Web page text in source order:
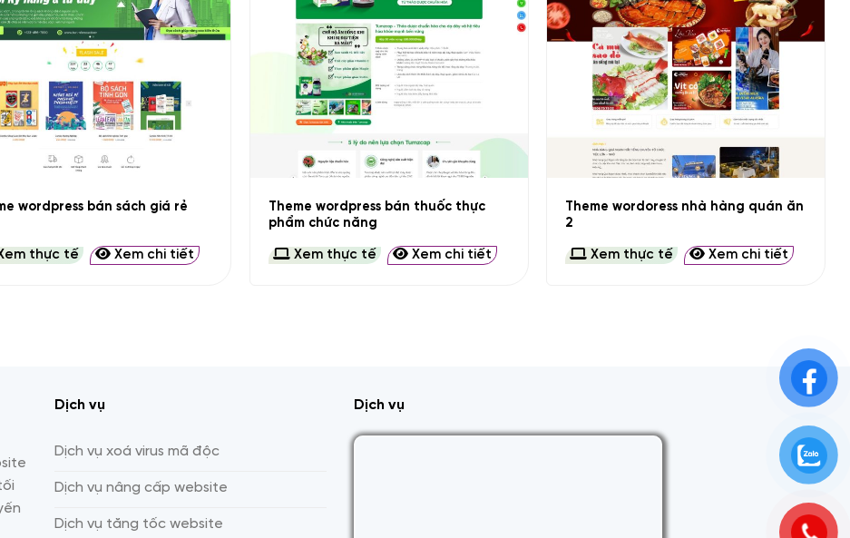
wordpress bán sách giá rẻ
thực tế Xem chi tiết
Theme wordpress bán thuốc thực
phẩm chức năng
Xem thực tế Xem chi tiết
Theme wordoress nhà hàng quán ăn
2
Xem thực tế Xem chi tiết
Dịch vụ
Dịch vụ xoá virus mã độc
Dịch vụ nâng cấp website
Dịch vụ tăng tốc website
Dịch vụ